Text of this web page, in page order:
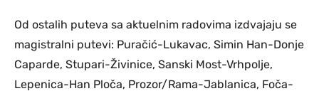
Od ostalih puteva sa aktuelnim radovima izdvajaju se
magistralni putevi: Puračić-Lukavac, Simin Han-Donje
Caparde, Stupari-Živinice, Sanski Most-Vrhpolje,
Lepenica-Han Ploča, Prozor/Rama-Jablanica, Foča-